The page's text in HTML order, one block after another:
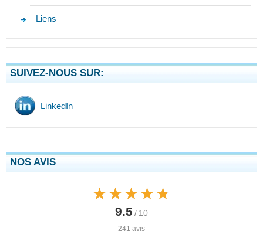
Liens
SUIVEZ-NOUS SUR:
LinkedIn
NOS AVIS
★★★★★
★★★★★
9.5 / 10
241 avis